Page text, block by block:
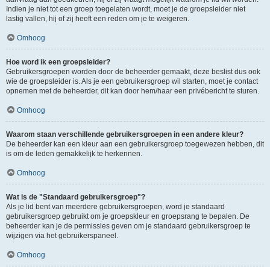
Indien je niet tot een groep toegelaten wordt, moet je de groepsleider niet
lastig vallen, hij of zij heeft een reden om je te weigeren.
Omhoog
Hoe word ik een groepsleider?
Gebruikersgroepen worden door de beheerder gemaakt, deze beslist dus ook
wie de groepsleider is. Als je een gebruikersgroep wil starten, moet je contact
opnemen met de beheerder, dit kan door hem/haar een privébericht te sturen.
Omhoog
Waarom staan verschillende gebruikersgroepen in een andere kleur?
De beheerder kan een kleur aan een gebruikersgroep toegewezen hebben, dit
is om de leden gemakkelijk te herkennen.
Omhoog
Wat is de "Standaard gebruikersgroep"?
Als je lid bent van meerdere gebruikersgroepen, word je standaard
gebruikersgroep gebruikt om je groepskleur en groepsrang te bepalen. De
beheerder kan je de permissies geven om je standaard gebruikersgroep te
wijzigen via het gebruikerspaneel.
Omhoog